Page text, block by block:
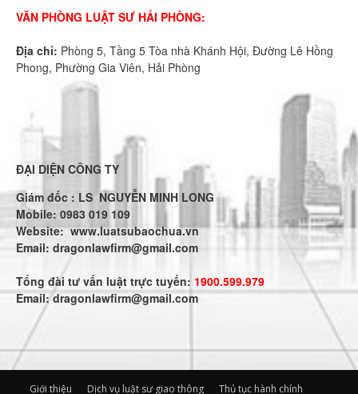
VĂN PHÒNG LUẬT SƯ HẢI PHÒNG:
Địa chỉ: Phòng 5, Tầng 5 Tòa nhà Khánh Hội, Đường Lê Hồng
Phong, Phường Gia Viên, Hải Phòng
ĐẠI DIỆN CÔNG TY
Giám đốc : LS NGUYỄN MINH LONG
Mobile: 0983 019 109
Website:www.luatsubaochua.vn
Email: dragonlawfirm@gmail.com
Tổng đài tư vấn luật trực tuyến: 1900.599.979
Email:dragonlawfirm@gmail.com
Giới thiệu Dịch vụ luật sư giao thông Thủ tục hành chính